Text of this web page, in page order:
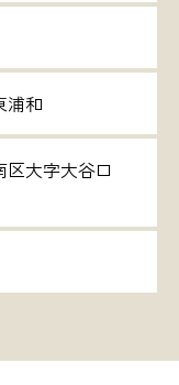
浦和
大字大谷口